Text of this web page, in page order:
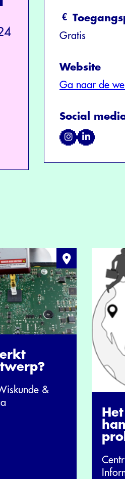
Gratis
Website
Ga naar de
Social
&
Het